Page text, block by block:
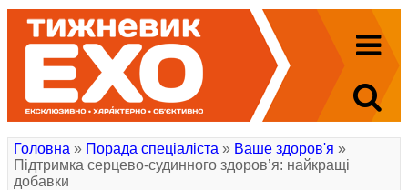
Головна » Порада спеціаліста » Ваше здоров'я »
Підтримка серцево-судинного здоров’я: найкращі
добавки